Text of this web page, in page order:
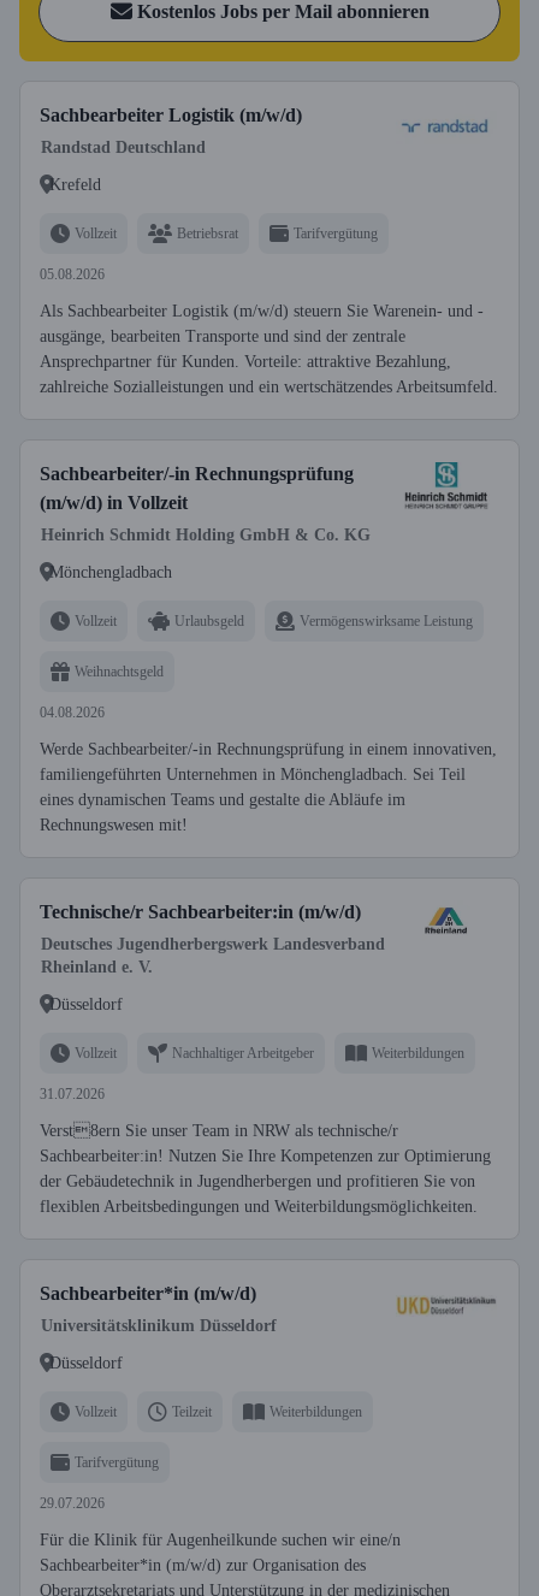
Kostenlos Jobs per Mail abonnieren
Sachbearbeiter Logistik (m/w/d)
Randstad Deutschland
Krefeld
Vollzeit Betriebsrat Tarifvergütung
05.08.2026
Als Sachbearbeiter Logistik (m/w/d) steuern Sie Warenein- und -
ausgänge, bearbeiten Transporte und sind der zentrale
Ansprechpartner für Kunden. Vorteile: attraktive Bezahlung,
zahlreiche Sozialleistungen und ein wertschätzendes Arbeitsumfeld.
Sachbearbeiter/-in Rechnungsprüfung
(m/w/d) in Vollzeit
Heinrich Schmidt Holding GmbH & Co. KG
Mönchengladbach
Vollzeit Urlaubsgeld Vermögenswirksame Leistung
Weihnachtsgeld
04.08.2026
Werde Sachbearbeiter/-in Rechnungsprüfung in einem innovativen,
familiengeführten Unternehmen in Mönchengladbach. Sei Teil
eines dynamischen Teams und gestalte die Abläufe im
Rechnungswesen mit!
Technische/r Sachbearbeiter:in (m/w/d)
Deutsches Jugendherbergswerk Landesverband
Rheinland e. V.
Düsseldorf
Vollzeit Nachhaltiger Arbeitgeber Weiterbildungen
31.07.2026
Verst8ern Sie unser Team in NRW als technische/r
Sachbearbeiter:in! Nutzen Sie Ihre Kompetenzen zur Optimierung
der Gebäudetechnik in Jugendherbergen und profitieren Sie von
flexiblen Arbeitsbedingungen und Weiterbildungsmöglichkeiten.
Sachbearbeiter*in (m/w/d)
Universitätsklinikum Düsseldorf
Düsseldorf
Vollzeit Teilzeit Weiterbildungen
Tarifvergütung
29.07.2026
Für die Klinik für Augenheilkunde suchen wir eine/n
Sachbearbeiter*in (m/w/d) zur Organisation des
Oberarztsekretariats und Unterstützung in der medizinischen